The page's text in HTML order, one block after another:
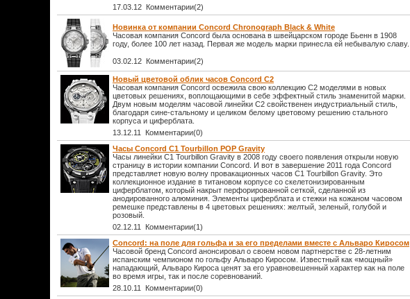
17.03.12 Комментарии(2)
Новинка от компании Concord Chronograph Black & White
Часовая компания Concord была основана в швейцарском городе Бьенн в 1908
году, более 100 лет назад. Первая же модель марки принесла ей небывалую славу.
03.02.12 Комментарии(2)
Новый цветовой облик часов Concord С2
Часовая компания Concord освежила свою коллекцию C2 моделями в новых
цветовых решениях, воплощающими в себе эффектный стиль знаменитой марки.
Двум новым моделям часовой линейки C2 свойственен индустриальный стиль,
благодаря сине-стальному и целиком белому цветовому решению стального
корпуса и циферблата.
13.12.11 Комментарии(0)
Часы Concord C1 Tourbillon POP Gravity
Часы линейки C1 Tourbillon Gravity в 2008 году своего появления открыли новую
страницу в истории компании Concord. И вот в завершение 2011 года Concord
представляет новую волну провакационных часов C1 Tourbillon Gravity. Это
коллекционное издание в титановом корпусе со скелетонизированным
циферблатом, который накрыт перфорированной сеткой, сделанной из
анодированного алюминия. Элементы циферблата и стежки на кожаном часовом
ремешке представлены в 4 цветовых решениях: желтый, зеленый, голубой и
розовый.
02.12.11 Комментарии(1)
Concord: на поле для гольфа и за его пределами вместе с Альваро Киросом
Часовой бренд Concord анонсировал о своем новом партнерстве с 28-летним
испанским чемпионом по гольфу Альваро Киросом. Известный как «мощный»
нападающий, Альваро Кироса ценят за его уравновешенный характер как на поле
во время игры, так и после соревнований.
28.10.11 Комментарии(0)